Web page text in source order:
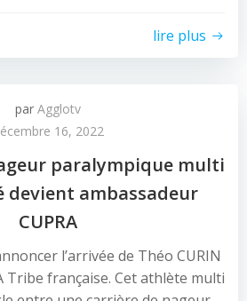
lire plus
par Agglotv
16, 2022
paralympique multi
devient ambassadeur
CUPRA
l’arrivée de Théo CURIN
Tribe française. Cet athlète multi